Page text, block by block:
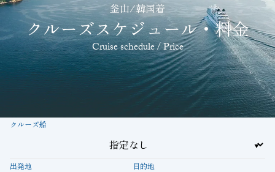
釜山/韓国着
クルーズスケジュール・料金
Cruise schedule / Price
クルーズ船
出発地 目的地